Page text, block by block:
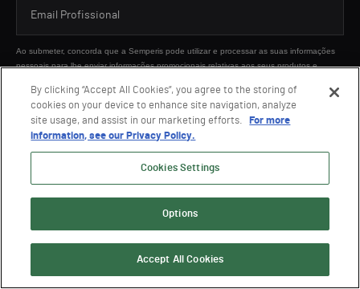
Ao submeter, concorda que a Semperis pode utilizar e processar as suas informações
pessoais para lhe enviar informações promocionais relativas aos seus produtos e
por não o fazer em qualquer altura.
By clicking “Accept All Cookies”, you agree to the storing of
cookies on your device to enhance site navigation, analyze
site usage, and assist in our marketing efforts.
For more
information, see our Privacy Policy.
Cookies Settings
Options
Accept All Cookies